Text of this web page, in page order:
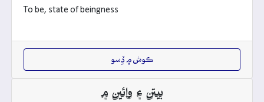
To be, state of beingness
ڪوش ۾ ڏِسو
بيتن ۽ وائين ۾